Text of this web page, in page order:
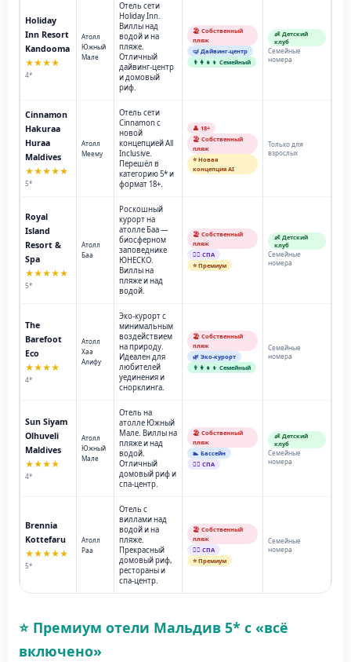
Holiday
Inn Resort
Kandooma
★★★★
4*
Атолл
Южный
Мале
Отель сети
Holiday Inn.
Виллы над
водой и на
пляже.
Отличный
дайвинг-центр
и домовый
риф.
🏖️ Собственный
пляж
🤿 Дайвинг-центр
👨‍👩‍👧‍👦 Семейный
👶 Детский
клуб
Семейные
номера
Cinnamon
Hakuraa
Huraa
Maldives
★★★★★
5*
Атолл
Меему
Отель сети
Cinnamon с
новой
концепцией All
Inclusive.
Перешёл в
категорию 5* и
формат 18+.
👤 18+
🏖️ Собственный
пляж
⭐ Новая
концепция AI
Только для
взрослых
Royal
Island
Resort &
Spa
★★★★★
5*
Атолл
Баа
Роскошный
курорт на
атолле Баа —
биосферном
заповеднике
ЮНЕСКО.
Виллы на
пляже и над
водой.
🏖️ Собственный
пляж
💆‍♂️ СПА
⭐ Премиум
👶 Детский
клуб
Семейные
номера
The
Barefoot
Eco
★★★★
4*
Атолл
Хаа
Алифу
Эко-курорт с
минимальным
воздействием
на природу.
Идеален для
любителей
уединения и
снорклинга.
🏖️ Собственный
пляж
🌿 Эко-курорт
👨‍👩‍👧‍👦 Семейный
Семейные
номера
Sun Siyam
Olhuveli
Maldives
★★★★
4*
Атолл
Южный
Мале
Отель на
атолле Южный
Мале. Виллы на
пляже и над
водой.
Отличный
домовый риф и
спа-центр.
🏖️ Собственный
пляж
🏊 Бассейн
💆‍♂️ СПА
👶 Детский
клуб
Семейные
номера
Brennia
Kottefaru
★★★★★
5*
Атолл
Раа
Отель с
виллами над
водой и на
пляже.
Прекрасный
домовый риф,
рестораны и
спа-центр.
🏖️ Собственный
пляж
💆‍♂️ СПА
⭐ Премиум
Семейные
номера
⭐ Премиум отели Мальдив 5* с «всё
включено»